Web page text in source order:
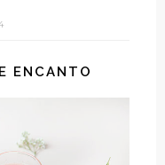
ENCANTO